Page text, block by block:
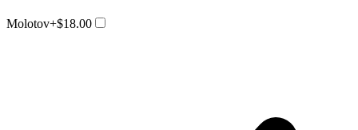
Molotov+$18.00